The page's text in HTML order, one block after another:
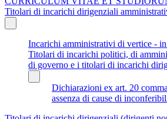
Titolari di incarichi dirigenziali
Incarichi amministrativi di vertice -
Titolari di incarichi politici, di
di governo e i titolari di incarichi
Dichiarazioni ex art. 20
assenza di cause di